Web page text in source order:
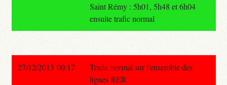
Saint Rémy : 5h01, 5h48 et 6h04
ensuite trafic normal
27/12/2013 00:17
Trafic normal sur l'ensemble des
lignes RER.